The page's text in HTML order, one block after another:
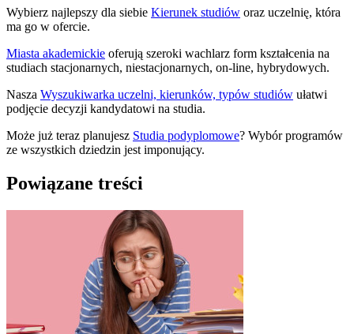
Wybierz najlepszy dla siebie Kierunek studiów oraz uczelnię, która
ma go w ofercie.
Miasta akademickie oferują szeroki wachlarz form kształcenia na
studiach stacjonarnych, niestacjonarnych, on-line, hybrydowych.
Nasza Wyszukiwarka uczelni, kierunków, typów studiów ułatwi
podjęcie decyzji kandydatowi na studia.
Może już teraz planujesz Studia podyplomowe? Wybór programów
ze wszystkich dziedzin jest imponujący.
Powiązane treści